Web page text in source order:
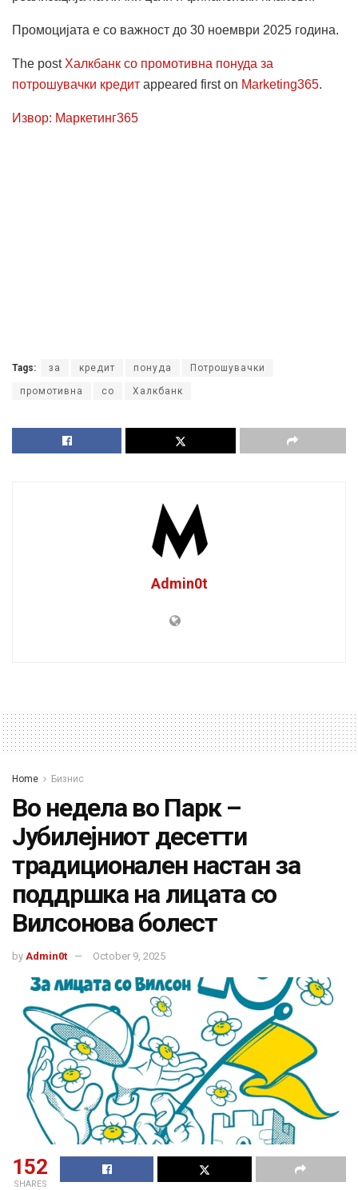
Промоцијата е со важност до 30 ноември 2025 година.
The post Халкбанк со промотивна понуда за
потрошувачки кредит appeared first on Marketing365.
Извор: Маркетинг365
Tags: за кредит понуда Потрошувачки
промотивна со Халкбанк
Admin0t
Home Бизнис
Во недела во Парк –
Јубилејниот десетти
традиционален настан за
поддршка на лицата со
Вилсонова болест
by Admin0t October 9, 2025
152
SHARES